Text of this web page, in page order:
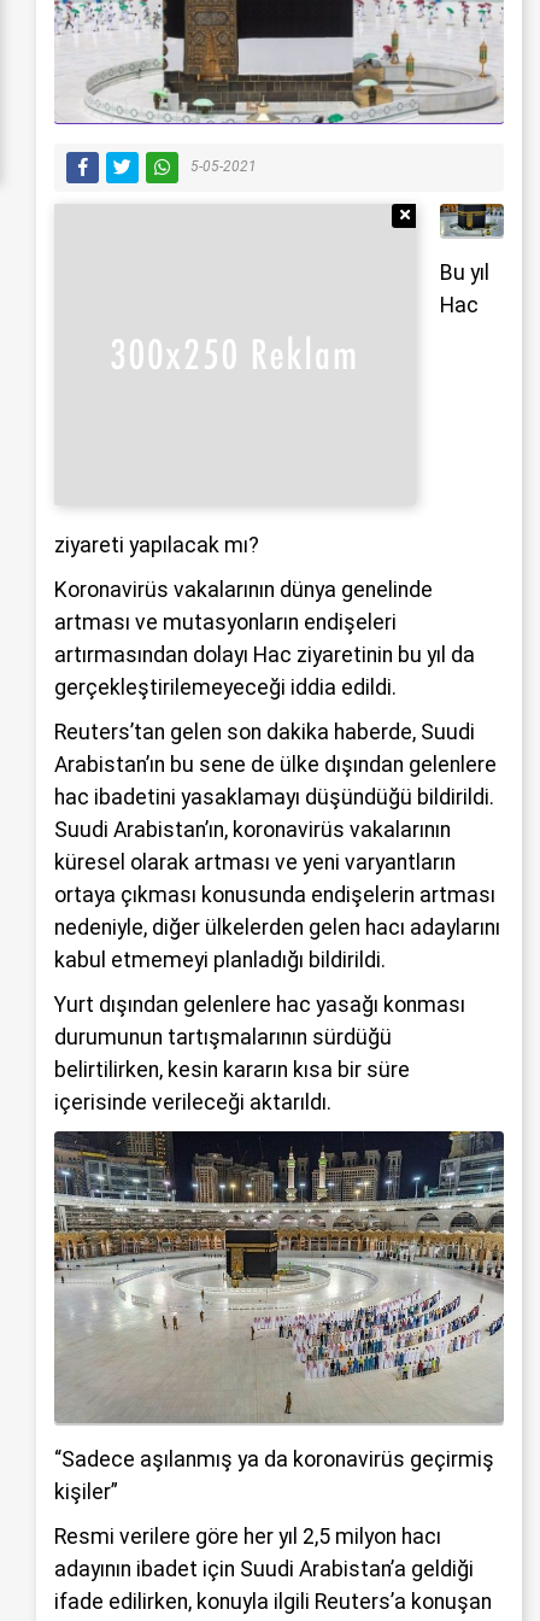
5-05-2021
Reklamı Gizle
Bu yıl
Hac
ziyareti yapılacak mı?
Koronavirüs vakalarının dünya genelinde
artması ve mutasyonların endişeleri
artırmasından dolayı Hac ziyaretinin bu yıl da
gerçekleştirilemeyeceği iddia edildi.
Reuters’tan gelen son dakika haberde, Suudi
Arabistan’ın bu sene de ülke dışından gelenlere
hac ibadetini yasaklamayı düşündüğü bildirildi.
Suudi Arabistan’ın, koronavirüs vakalarının
küresel olarak artması ve yeni varyantların
ortaya çıkması konusunda endişelerin artması
nedeniyle, diğer ülkelerden gelen hacı adaylarını
kabul etmemeyi planladığı bildirildi.
Yurt dışından gelenlere hac yasağı konması
durumunun tartışmalarının sürdüğü
belirtilirken, kesin kararın kısa bir süre
içerisinde verileceği aktarıldı.
“Sadece aşılanmış ya da koronavirüs geçirmiş
kişiler”
Resmi verilere göre her yıl 2,5 milyon hacı
adayının ibadet için Suudi Arabistan’a geldiği
ifade edilirken, konuyla ilgili Reuters’a konuşan